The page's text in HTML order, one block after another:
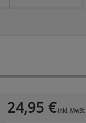
24,95 €inkl. MwSt.